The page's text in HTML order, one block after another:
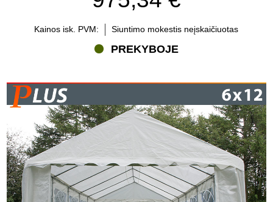
Kainos isk. PVM: Siuntimo mokestis neįskaičiuotas
PREKYBOJE